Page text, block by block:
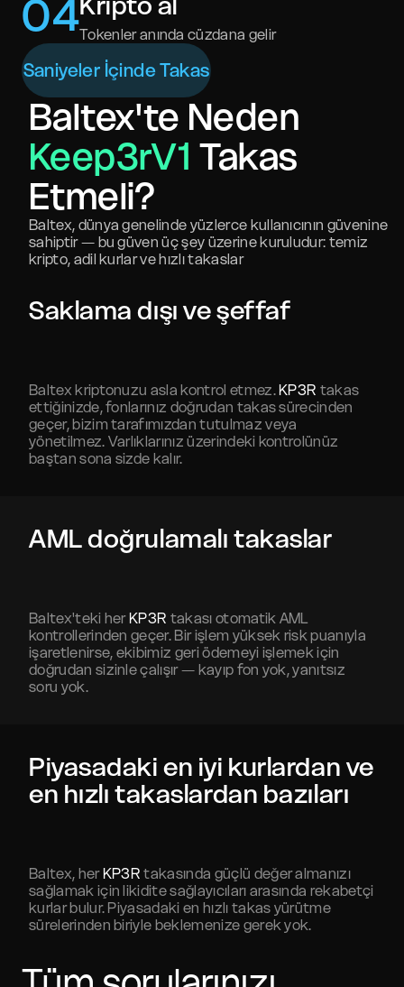
04Tokenler anında cüzdana gelir
Saniyeler İçinde Takas
Baltex'te Neden
Keep3rV1 Takas
Etmeli?
Baltex, dünya genelinde yüzlerce kullanıcının güvenine
sahiptir — bu güven üç şey üzerine kuruludur: temiz
kripto, adil kurlar ve hızlı takaslar
Saklama dışı ve şeffaf
Baltex kriptonuzu asla kontrol etmez.KP3R takas
ettiğinizde, fonlarınız doğrudan takas sürecinden
geçer, bizim tarafımızdan tutulmaz veya
yönetilmez. Varlıklarınız üzerindeki kontrolünüz
baştan sona sizde kalır.
AML doğrulamalı takaslar
Baltex'teki herKP3R takası otomatik AML
kontrollerinden geçer. Bir işlem yüksek risk puanıyla
işaretlenirse, ekibimiz geri ödemeyi işlemek için
doğrudan sizinle çalışır — kayıp fon yok, yanıtsız
soru yok.
Piyasadaki en iyi kurlardan ve
en hızlı takaslardan bazıları
Baltex, herKP3R takasında güçlü değer almanızı
sağlamak için likidite sağlayıcıları arasında rekabetçi
kurlar bulur. Piyasadaki en hızlı takas yürütme
sürelerinden biriyle beklemenize gerek yok.